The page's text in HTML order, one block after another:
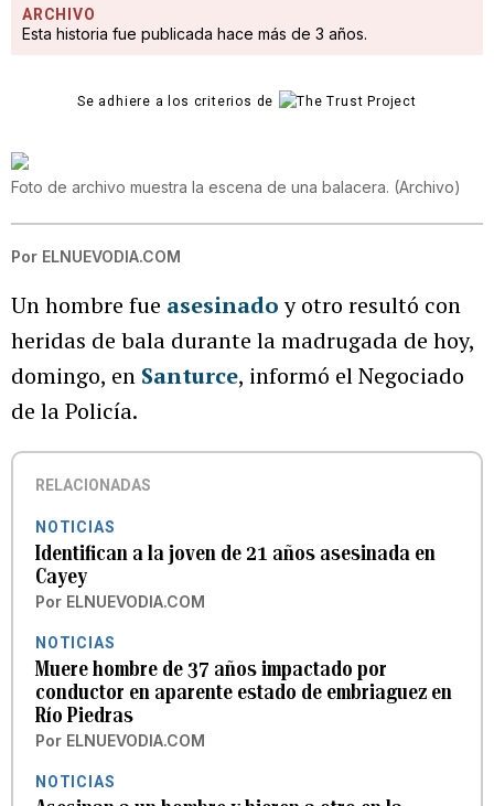
ARCHIVO
Esta historia fue publicada hace más de 3 años.
Se adhiere a los criterios de
Foto de archivo muestra la escena de una balacera. (Archivo)
Por ELNUEVODIA.COM
Un hombre fue asesinadoy otro resultó con
heridas de bala durante la madrugada de hoy,
domingo, en Santurce, informó el Negociado
de la Policía.
RELACIONADAS
NOTICIAS
Identifican a la joven de 21 años asesinada en
Cayey
Por ELNUEVODIA.COM
NOTICIAS
Muere hombre de 37 años impactado por
conductor en aparente estado de embriaguez en
Río Piedras
Por ELNUEVODIA.COM
NOTICIAS